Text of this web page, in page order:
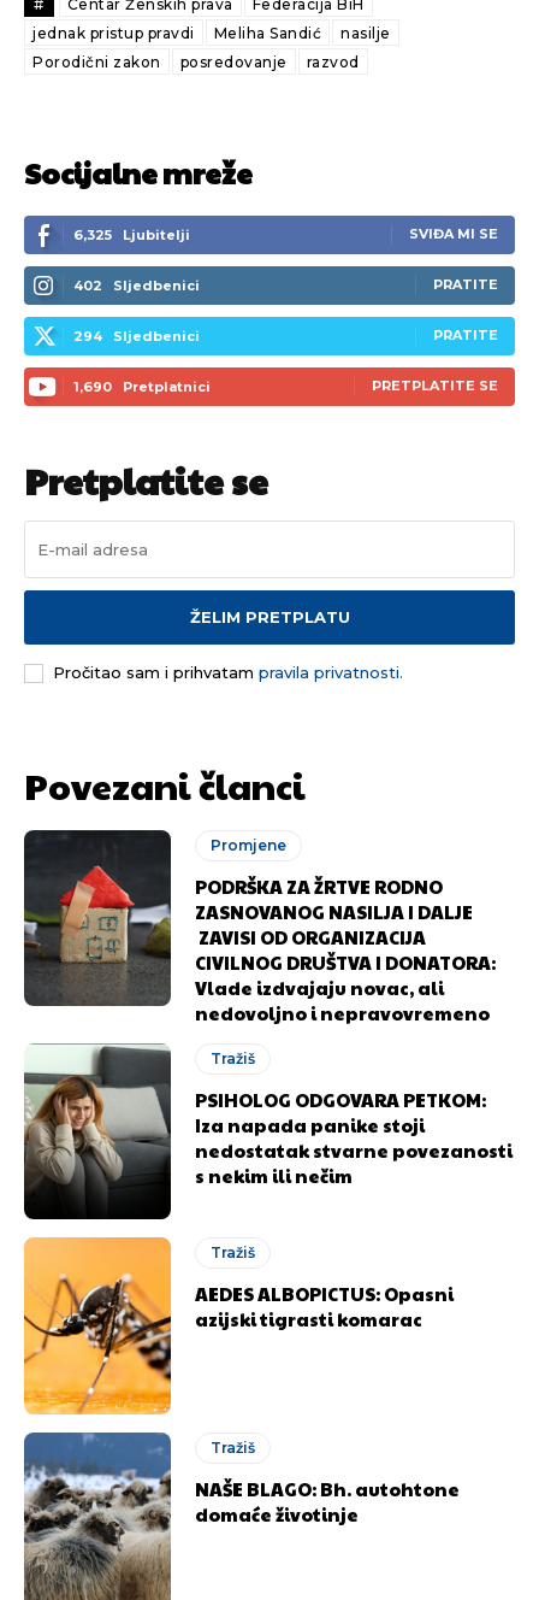
# Centar Ženskih prava
Federacija BiH
jednak pristup pravdi
Meliha Sandić
nasilje
Porodični zakon
posredovanje razvod
Socijalne mreže
6,325 Ljubitelji SVIĐA MI SE
402 Sljedbenici PRATITE
294 Sljedbenici PRATITE
1,690 Pretplatnici PRETPLATITE SE
Pretplatite se
ŽELIM PRETPLATU
Pročitao sam i prihvatam pravila privatnosti.
Povezani članci
Promjene
PODRŠKA ZA ŽRTVE RODNO
ZASNOVANOG NASILJA I DALJE
ZAVISI OD ORGANIZACIJA
CIVILNOG DRUŠTVA I DONATORA:
Vlade izdvajaju novac, ali
nedovoljno i nepravovremeno
Tražiš
PSIHOLOG ODGOVARA PETKOM:
Iza napada panike stoji
nedostatak stvarne povezanosti
s nekim ili nečim
Tražiš
AEDES ALBOPICTUS: Opasni
azijski tigrasti komarac
Tražiš
NAŠE BLAGO: Bh. autohtone
domaće životinje